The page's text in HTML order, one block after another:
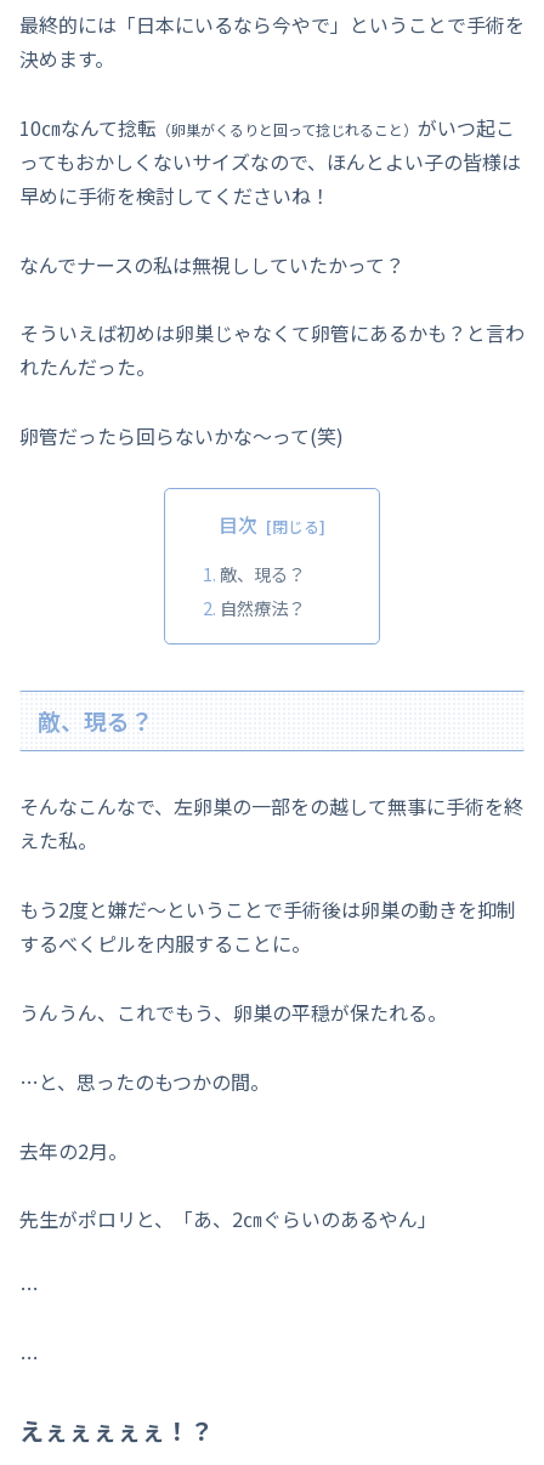
最終的には「日本にいるなら今やで」ということで手術を
決めます。
10㎝なんて捻転 （卵巣がくるりと回って捻じれること） がいつ起こ
ってもおかしくないサイズなので、ほんとよい子の皆様は
早めに手術を検討してくださいね！
なんでナースの私は無視ししていたかって？
そういえば初めは卵巣じゃなくて卵管にあるかも？と言わ
れたんだった。
卵管だったら回らないかな～って(笑)
目次
敵、現る？
自然療法？
敵、現る？
そんなこんなで、左卵巣の一部をの越して無事に手術を終
えた私。
もう2度と嫌だ～ということで手術後は卵巣の動きを抑制
するべくピルを内服することに。
うんうん、これでもう、卵巣の平穏が保たれる。
…と、思ったのもつかの間。
去年の2月。
先生がポロリと、「あ、2㎝ぐらいのあるやん」
…
…
えぇぇぇぇぇ！？